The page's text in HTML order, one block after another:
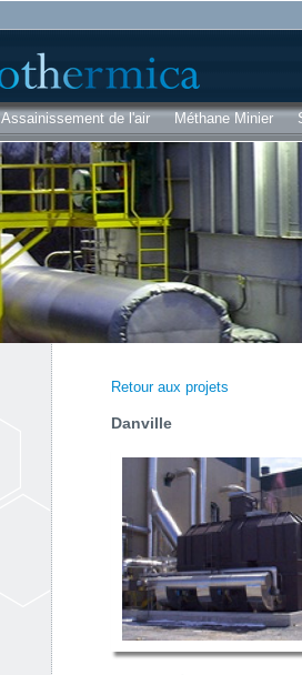
Assainissement de l'air Méthane Minier
Retour aux projets
Danville